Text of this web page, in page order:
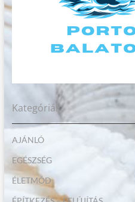
Kategóriák
AJÁNLÓ
EGÉSZSÉG
ÉLETMÓD